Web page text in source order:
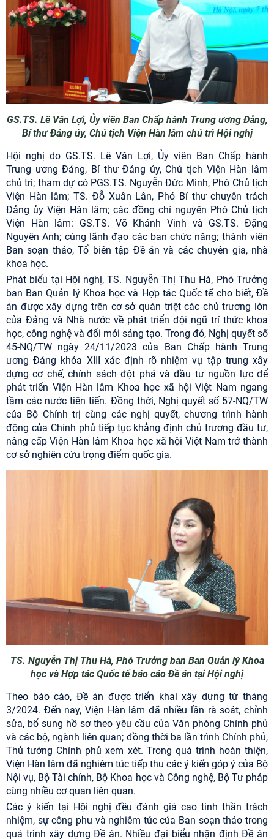
GS.TS. Lê Văn Lợi, Ủy viên Ban Chấp hành Trung ương Đảng,
Bí thư Đảng ủy, Chủ tịch Viện Hàn lâm chủ trì Hội nghị
Hội nghị do GS.TS. Lê Văn Lợi, Ủy viên Ban Chấp hành
Trung ương Đảng, Bí thư Đảng ủy, Chủ tịch Viện Hàn lâm
chủ trì; tham dự có PGS.TS. Nguyễn Đức Minh, Phó Chủ tịch
Viện Hàn lâm; TS. Đỗ Xuân Lân, Phó Bí thư chuyên trách
Đảng ủy Viện Hàn lâm; các đồng chí nguyên Phó Chủ tịch
Viện Hàn lâm: GS.TS. Võ Khánh Vinh và GS.TS. Đặng
Nguyên Anh; cùng lãnh đạo các ban chức năng; thành viên
Ban soạn thảo, Tổ biên tập Đề án và các chuyên gia, nhà
khoa học.
Phát biểu tại Hội nghị, TS. Nguyễn Thị Thu Hà, Phó Trưởng
ban Ban Quản lý Khoa học và Hợp tác Quốc tế cho biết, Đề
án được xây dựng trên cơ sở quán triệt các chủ trương lớn
của Đảng và Nhà nước về phát triển đội ngũ trí thức khoa
học, công nghệ và đổi mới sáng tạo. Trong đó, Nghị quyết số
45-NQ/TW ngày 24/11/2023 của Ban Chấp hành Trung
ương Đảng khóa XIII xác định rõ nhiệm vụ tập trung xây
dựng cơ chế, chính sách đột phá và đầu tư nguồn lực để
phát triển Viện Hàn lâm Khoa học xã hội Việt Nam ngang
tầm các nước tiên tiến. Đồng thời, Nghị quyết số 57-NQ/TW
của Bộ Chính trị cùng các nghị quyết, chương trình hành
động của Chính phủ tiếp tục khẳng định chủ trương đầu tư,
nâng cấp Viện Hàn lâm Khoa học xã hội Việt Nam trở thành
cơ sở nghiên cứu trọng điểm quốc gia.
TS. Nguyễn Thị Thu Hà, Phó Trưởng ban Ban Quản lý Khoa
học và Hợp tác Quốc tế báo cáo Đề án tại Hội nghị
Theo báo cáo, Đề án được triển khai xây dựng từ tháng
3/2024. Đến nay, Viện Hàn lâm đã nhiều lần rà soát, chỉnh
sửa, bổ sung hồ sơ theo yêu cầu của Văn phòng Chính phủ
và các bộ, ngành liên quan; đồng thời ba lần trình Chính phủ,
Thủ tướng Chính phủ xem xét. Trong quá trình hoàn thiện,
Viện Hàn lâm đã nghiêm túc tiếp thu các ý kiến góp ý của Bộ
Nội vụ, Bộ Tài chính, Bộ Khoa học và Công nghệ, Bộ Tư pháp
cùng nhiều cơ quan liên quan.
Các ý kiến tại Hội nghị đều đánh giá cao tinh thần trách
nhiệm, sự công phu và nghiêm túc của Ban soạn thảo trong
quá trình xây dựng Đề án. Nhiều đại biểu nhận định Đề án